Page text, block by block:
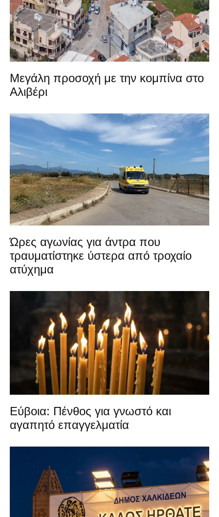
Μεγάλη προσοχή με την κομπίνα στο
Αλιβέρι
Ώρες αγωνίας για άντρα που
τραυματίστηκε ύστερα από τροχαίο
ατύχημα
Εύβοια: Πένθος για γνωστό και
αγαπητό επαγγελματία